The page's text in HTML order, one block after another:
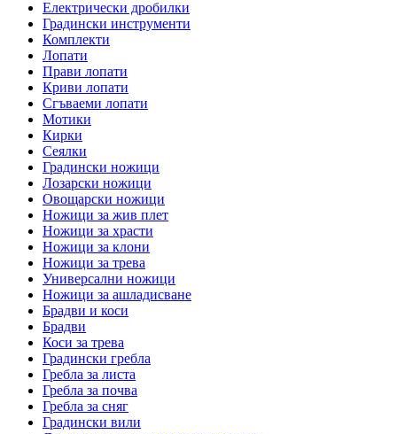
Електрически дробилки
Градински инструменти
Комплекти
Лопати
Прави лопати
Криви лопати
Сгъваеми лопати
Мотики
Кирки
Сеялки
Градински ножици
Лозарски ножици
Овощарски ножици
Ножици за жив плет
Ножици за храсти
Ножици за клони
Ножици за трева
Универсални ножици
Ножици за ашладисване
Брадви и коси
Брадви
Коси за трева
Градински гребла
Гребла за листа
Гребла за почва
Гребла за сняг
Градински вили